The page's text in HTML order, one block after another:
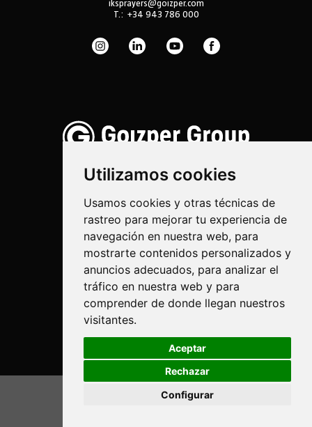
Utilizamos cookies
Usamos cookies y otras técnicas de
rastreo para mejorar tu experiencia de
navegación en nuestra web, para
mostrarte contenidos personalizados y
anuncios adecuados, para analizar el
tráfico en nuestra web y para
comprender de donde llegan nuestros
visitantes.
Aceptar
Rechazar
Configurar
iksprayers@goizper.com
T.: +34 943 786 000
Pulverización
Industrial
Goizper S.Coop.